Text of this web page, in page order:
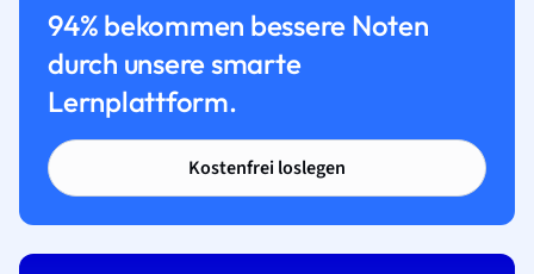
94% bekommen bessere Noten
durch unsere smarte
Lernplattform.
Kostenfrei loslegen